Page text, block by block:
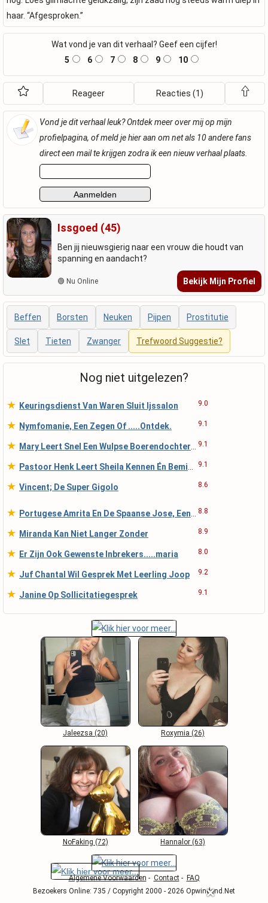
haar. “Afgesproken.”
Wat vond je van dit verhaal? Geef een cijfer!
5
6 7 8 9 10
Reageer Reacties (1)
Vond je dit verhaal leuk? Ontdek meer over mij op mijn
profielpagina, of meld je hier aan om net als 10 andere fans
direct een mail te krijgen zodra ik een nieuw verhaal plaats.
Issgoed (45)
Ben jij nieuwsgierig naar een vrouw die houdt van
spanning en aandacht?
🟢 Nu Online Bekijk Mijn Profiel
Beffen Borsten Neuken Pijpen Prostitutie
Slet Tieten Zwanger Trefwoord Suggestie?
Nog niet uitgelezen?
★ Keuringsdienst Van Waren Sluit Ijssalon 9.0
★ Nymfomanie, Een Zegen Of .....Ontdek. 9.1
★ Mary Leert Snel Een Wulpse Boerendochter Te Worde 9.1
★ Pastoor Henk Leert Sheila Kennen Én Beminnen 9.1
★ Vincent; De Super Gigolo 8.6
★ Portugese Amrita En De Spaanse Jose, Een En Al Vuu 8.8
★ Miranda Kan Niet Langer Zonder 8.9
★ Er Zijn Ook Gewenste Inbrekers.....maria 8.0
★ Juf Chantal Wil Gesprek Met Leerling Joop 9.2
★ Janine Op Sollicitatiegesprek 9.1
Jaleezsa (20) Roxymia (26)
NoFaking (72) Hannalor (63)
Algemene Voorwaarden - Contact- FAQ
Bezoekers Online: 735 / Copyright 2000 - 2026 Opwindend.Net
❌